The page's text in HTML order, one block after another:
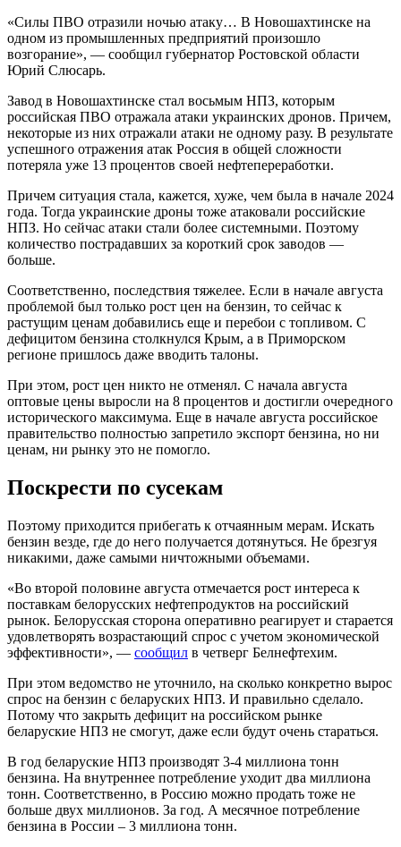
«Силы ПВО отразили ночью атаку… В Новошахтинске на
одном из промышленных предприятий произошло
возгорание», — сообщил губернатор Ростовской области
Юрий Слюсарь.
Завод в Новошахтинске стал восьмым НПЗ, которым
российская ПВО отражала атаки украинских дронов. Причем,
некоторые из них отражали атаки не одному разу. В результате
успешного отражения атак Россия в общей сложности
потеряла уже 13 процентов своей нефтепереработки.
Причем ситуация стала, кажется, хуже, чем была в начале 2024
года. Тогда украинские дроны тоже атаковали российские
НПЗ. Но сейчас атаки стали более системными. Поэтому
количество пострадавших за короткий срок заводов —
больше.
Соответственно, последствия тяжелее. Если в начале августа
проблемой был только рост цен на бензин, то сейчас к
растущим ценам добавились еще и перебои с топливом. С
дефицитом бензина столкнулся Крым, а в Приморском
регионе пришлось даже вводить талоны.
При этом, рост цен никто не отменял. С начала августа
оптовые цены выросли на 8 процентов и достигли очередного
исторического максимума. Еще в начале августа российское
правительство полностью запретило экспорт бензина, но ни
ценам, ни рынку это не помогло.
Поскрести по сусекам
Поэтому приходится прибегать к отчаянным мерам. Искать
бензин везде, где до него получается дотянуться. Не брезгуя
никакими, даже самыми ничтожными объемами.
«Во второй половине августа отмечается рост интереса к
поставкам белорусских нефтепродуктов на российский
рынок. Белорусская сторона оперативно реагирует и старается
удовлетворять возрастающий спрос с учетом экономической
эффективности», — сообщил в четверг Белнефтехим.
При этом ведомство не уточнило, на сколько конкретно вырос
спрос на бензин с беларуских НПЗ. И правильно сделало.
Потому что закрыть дефицит на российском рынке
беларуские НПЗ не смогут, даже если будут очень стараться.
В год беларуские НПЗ производят 3-4 миллиона тонн
бензина. На внутреннее потребление уходит два миллиона
тонн. Соответственно, в Россию можно продать тоже не
больше двух миллионов. За год. А месячное потребление
бензина в России – 3 миллиона тонн.